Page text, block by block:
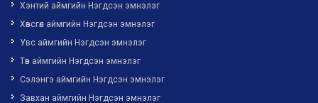
Хэнтий аймгийн Нэгдсэн эмнэлэг
Хөвсгөл аймгийн Нэгдсэн эмнэлэг
Увс аймгийн Нэгдсэн эмнэлэг
Төв аймгийн Нэгдсэн эмнэлэг
Сэлэнгэ аймгийн Нэгдсэн эмнэлэг
Завхан аймгийн Нэгдсэн эмнэлэг